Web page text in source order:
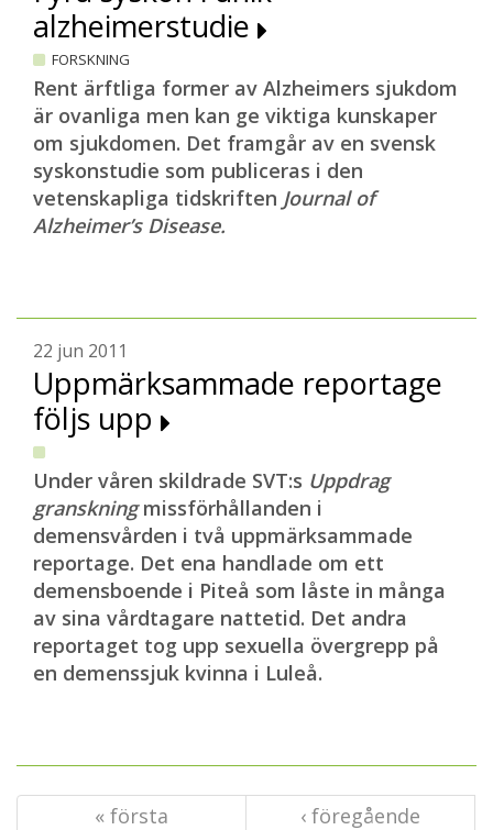
alzheimerstudie
FORSKNING
Rent ärftliga former av Alzheimers sjukdom
är ovanliga men kan ge viktiga kunskaper
om sjukdomen. Det framgår av en svensk
syskonstudie som publiceras i den
vetenskapliga tidskriften Journal of
Alzheimer’s Disease.
22 jun 2011
Uppmärksammade reportage
följs upp
Under våren skildrade SVT:s Uppdrag
granskningmissförhållanden i
demensvården i två uppmärksammade
reportage. Det ena handlade om ett
demensboende i Piteå som låste in många
av sina vårdtagare nattetid. Det andra
reportaget tog upp sexuella övergrepp på
en demenssjuk kvinna i Luleå.
« första
‹ föregående